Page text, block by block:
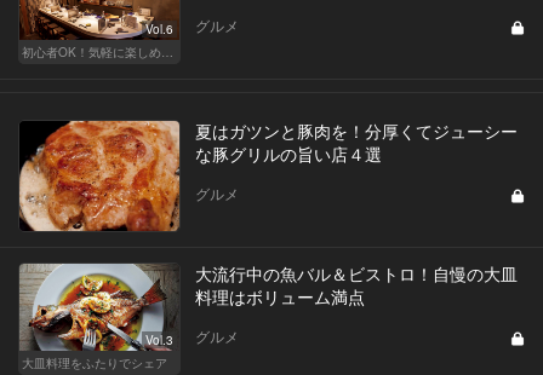
Vol.6
初心者OK！気軽に楽しめる鮨の人気店
グルメ
夏はガツンと豚肉を！分厚くてジューシー
な豚グリルの旨い店４選
グルメ
Vol.3
大皿料理をふたりでシェア
大流行中の魚バル＆ビストロ！自慢の大皿
料理はボリューム満点
グルメ